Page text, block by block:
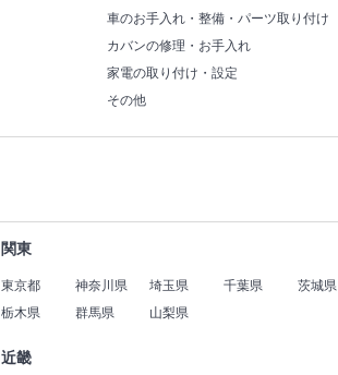
車のお手入れ・整備・パーツ取り付け
カバンの修理・お手入れ
家電の取り付け・設定
その他
関東
東京都 神奈川県 埼玉県 千葉県
茨城県
栃木県
群馬県 山梨県
近畿